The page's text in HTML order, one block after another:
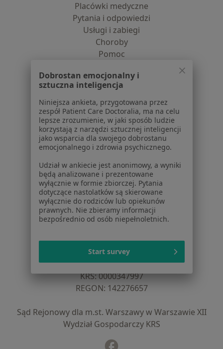
Placówki medyczne
Pytania i odpowiedzi
Usługi i zabiegi
Choroby
Pomoc
Blog dla pacjentów
Dla profesjonalistów
Cennik
Dla lekarzy
Dla placówek medycznych
Noa Notes nowość
Baza wiedzy
Centrum Pomocy dla Specjalisty
Kontakt ZnanyLekarz - Strona główna
ZnanyLekarz Sp. z o.o.
01-217 Warszawa, Polska
NIP: ⁠7010224868
KRS: ⁠0000347997
REGON: ⁠142276657
Sąd Rejonowy dla m.st. Warszawy w Warszawie XII
Wydział Gospodarczy KRS
Dobrostan emocjonalny i
sztuczna inteligencja
Niniejsza ankieta, przygotowana przez
zespół Patient Care Doctoralia, ma na celu
lepsze zrozumienie, w jaki sposób ludzie
korzystają z narzędzi sztucznej inteligencji
jako wsparcia dla swojego dobrostanu
emocjonalnego i zdrowia psychicznego.
Udział w ankiecie jest anonimowy, a wyniki
będą analizowane i prezentowane
wyłącznie w formie zbiorczej. Pytania
dotyczące nastolatków są skierowane
wyłącznie do rodziców lub opiekunów
prawnych. Nie zbieramy informacji
bezpośrednio od osób niepełnoletnich.
Start survey